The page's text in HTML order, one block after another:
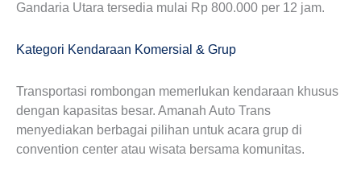
Gandaria Utara tersedia mulai Rp 800.000 per 12 jam.
Kategori Kendaraan Komersial & Grup
Transportasi rombongan memerlukan kendaraan khusus
dengan kapasitas besar. Amanah Auto Trans
menyediakan berbagai pilihan untuk acara grup di
convention center atau wisata bersama komunitas.